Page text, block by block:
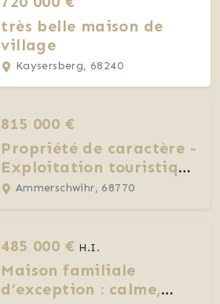
très belle maison de
village
Kaysersberg, 68240
815 000 €
Propriété de caractère -
Exploitation touristique
- Ammerschwihr
Ammerschwihr, 68770
485 000 € H.I.
Maison familiale
d’exception : calme,